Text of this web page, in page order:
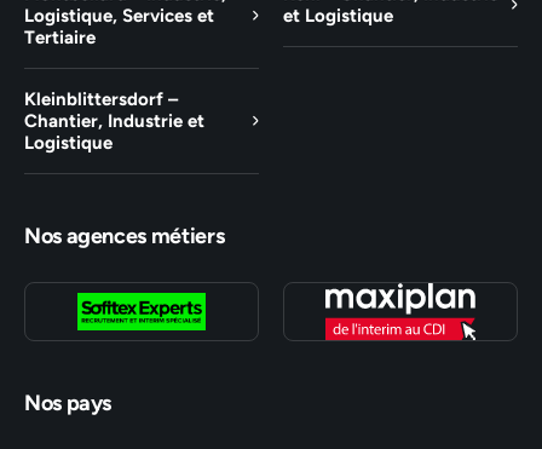
Logistique, Services et
Tertiaire
et Logistique
Kleinblittersdorf –
Chantier, Industrie et
Logistique
Nos agences métiers
Nos pays